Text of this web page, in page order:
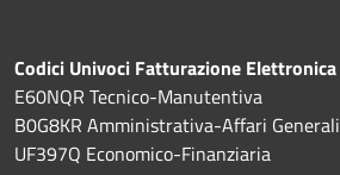
Codici Univoci Fatturazione Elettronica
E60NQR Tecnico-Manutentiva
B0G8KR Amministrativa-Affari Generali
UF397Q Economico-Finanziaria